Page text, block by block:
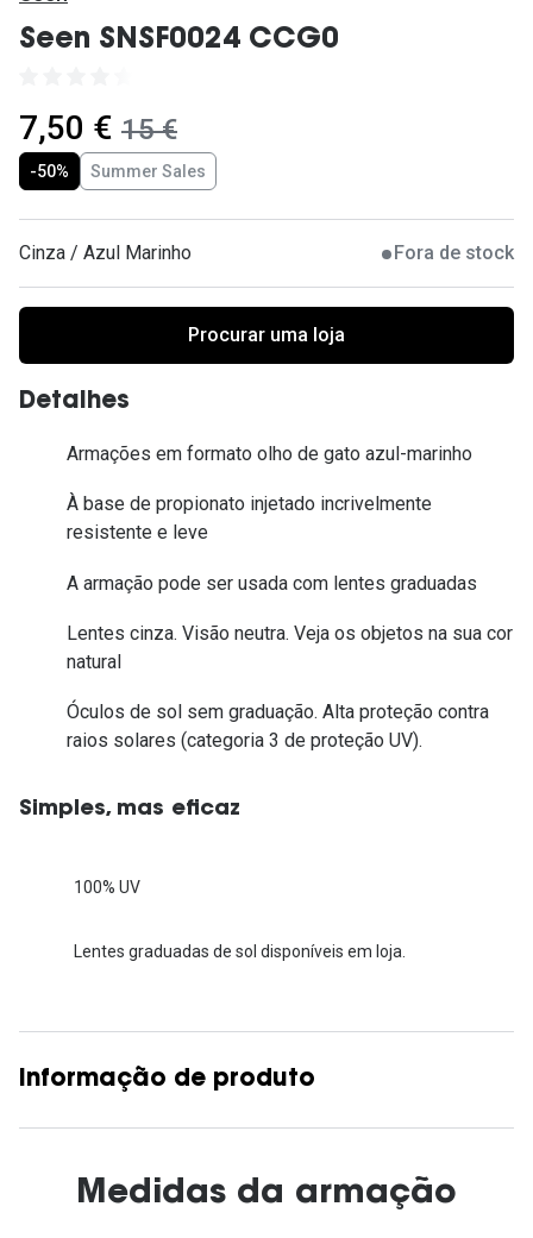
Seen SNSF0024 CCG0
agora:
7,50 € era:
15 €
-50% Summer Sales
Cinza / Azul Marinho Fora de stock
Procurar uma loja
Detalhes
Armações em formato olho de gato azul-marinho
À base de propionato injetado incrivelmente
resistente e leve
A armação pode ser usada com lentes graduadas
Lentes cinza. Visão neutra. Veja os objetos na sua cor
natural
Óculos de sol sem graduação. Alta proteção contra
raios solares (categoria 3 de proteção UV).
Simples, mas eficaz
100% UV
Lentes graduadas de sol disponíveis em loja.
Informação de produto
Medidas da armação